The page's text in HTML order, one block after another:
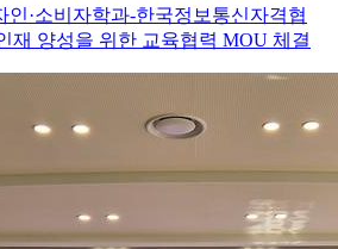
·소비자학과-한국정보통신자격협
재 양성을 위한 교육협력 MOU 체결